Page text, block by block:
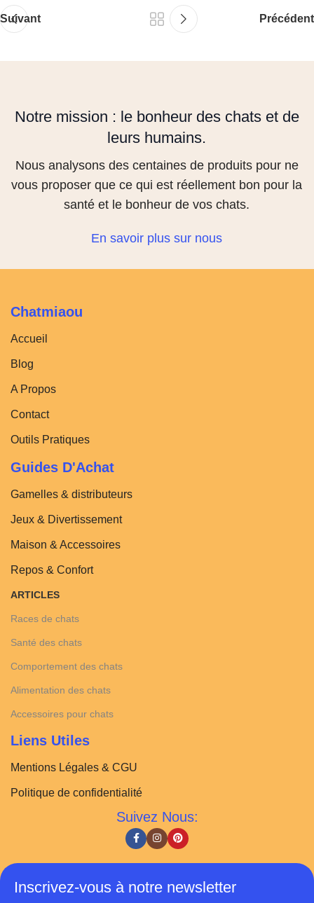
Suivant Précédent
Notre mission : le bonheur des chats et de
leurs humains.
Nous analysons des centaines de produits pour ne
vous proposer que ce qui est réellement bon pour la
santé et le bonheur de vos chats.
En savoir plus sur nous
Chatmiaou
Accueil
Blog
A Propos
Contact
Outils Pratiques
Guides D'Achat
Gamelles & distributeurs
Jeux & Divertissement
Maison & Accessoires
Repos & Confort
ARTICLES
Races de chats
Santé des chats
Comportement des chats
Alimentation des chats
Accessoires pour chats
Liens Utiles
Mentions Légales & CGU
Politique de confidentialité
Suivez Nous:
Inscrivez-vous à notre newsletter